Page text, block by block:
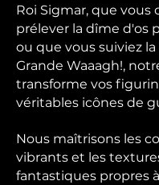
Roi Sigmar, que vous
prélever la dîme d'os
ou que vous suiviez
Grande Waaagh!,
transforme vos
véritables icônes de
Nous maîtrisons les
vibrants et les
fantastiques propres